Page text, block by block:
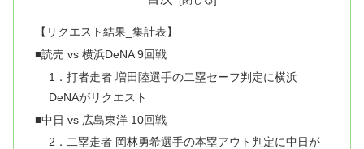
【リクエスト結果_集計表】
■読売 vs 横浜DeNA 9回戦
1．打者走者 増田陸選手の二塁セーフ判定に横浜
DeNAがリクエスト
■中日 vs 広島東洋 10回戦
2．二塁走者 岡林勇希選手の本塁アウト判定に中日が